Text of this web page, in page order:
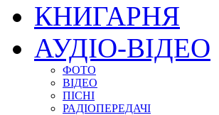
КНИГАРНЯ
АУДІО-ВІДЕО
ФОТО
ВІДЕО
ПІСНІ
РАДІОПЕРЕДАЧІ